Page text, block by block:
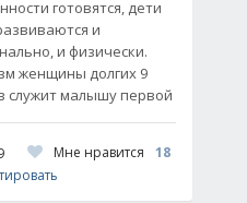
готовятся, дети
и
и физически.
женщины долгих 9
служит малышу первой
Мне нравится
18